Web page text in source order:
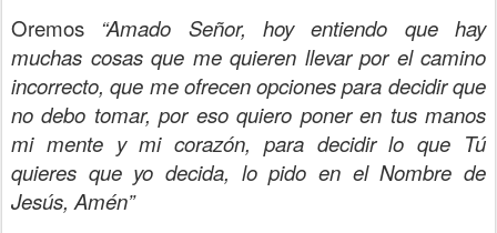
Oremos “Amado Señor, hoy entiendo que hay
muchas cosas que me quieren llevar por el camino
incorrecto, que me ofrecen opciones para decidir que
no debo tomar, por eso quiero poner en tus manos
mi mente y mi corazón, para decidir lo que Tú
quieres que yo decida, lo pido en el Nombre de
Jesús, Amén”